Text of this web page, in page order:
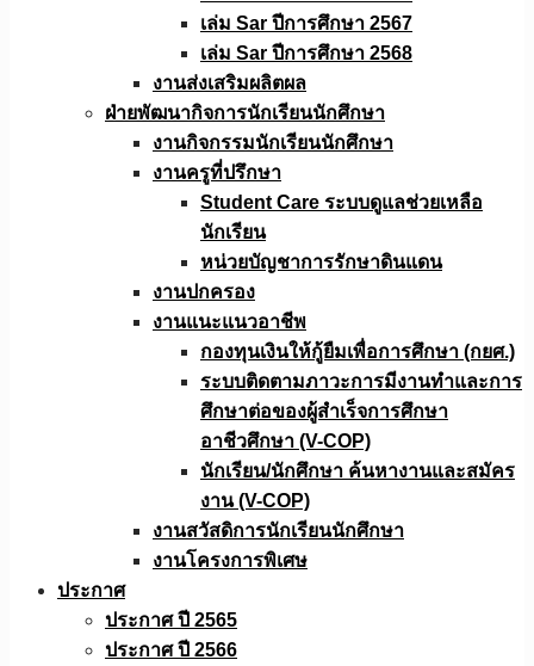
เล่ม Sar ปีการศึกษา 2567
เล่ม Sar ปีการศึกษา 2568
งานส่งเสริมผลิตผล
ฝ่ายพัฒนากิจการนักเรียนนักศึกษา
งานกิจกรรมนักเรียนนักศึกษา
งานครูที่ปรึกษา
Student Care ระบบดูแลช่วยเหลือ
นักเรียน
หน่วยบัญชาการรักษาดินแดน
งานปกครอง
งานแนะแนวอาชีพ
กองทุนเงินให้กู้ยืมเพื่อการศึกษา (กยศ.)
ระบบติดตามภาวะการมีงานทำและการ
ศึกษาต่อของผู้สำเร็จการศึกษา
อาชีวศึกษา (V-COP)
นักเรียน/นักศึกษา ค้นหางานและสมัคร
งาน (V-COP)
งานสวัสดิการนักเรียนนักศึกษา
งานโครงการพิเศษ
ประกาศ
ประกาศ ปี 2565
ประกาศ ปี 2566